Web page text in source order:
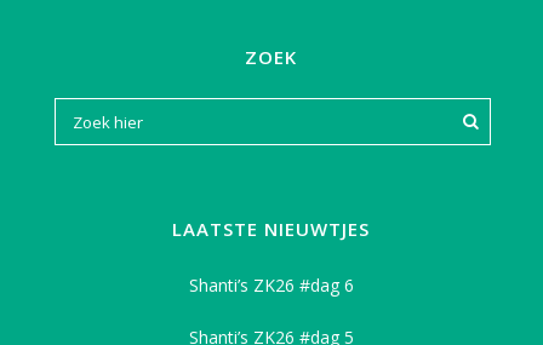
ZOEK
LAATSTE NIEUWTJES
Shanti’s ZK26 #dag 6
Shanti’s ZK26 #dag 5